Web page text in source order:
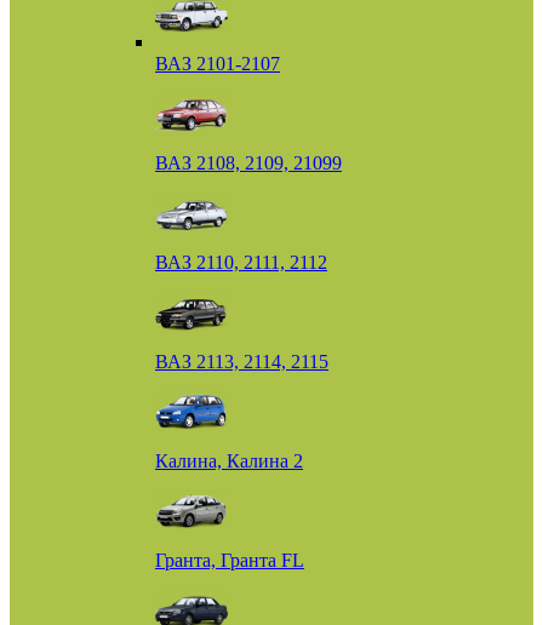
ВАЗ 2101-2107
ВАЗ 2108, 2109, 21099
ВАЗ 2110, 2111, 2112
ВАЗ 2113, 2114, 2115
Калина, Калина 2
Гранта, Гранта FL